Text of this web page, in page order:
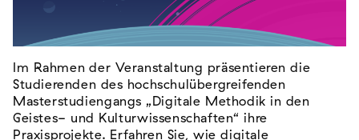
Im Rahmen der Veranstaltung präsentieren die
Studierenden des hochschulübergreifenden
Masterstudiengangs „Digitale Methodik in den
Geistes- und Kulturwissenschaften“ ihre
Praxisprojekte. Erfahren Sie, wie digitale